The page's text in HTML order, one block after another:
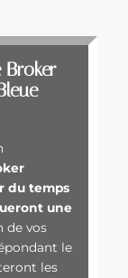
du temps
une
de vos
le
les